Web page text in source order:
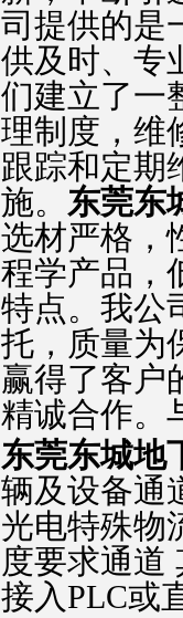
司提供的是
供及时、专
们建立了一
理制度，维
跟踪和定期
施。 东莞东
选材严格，
程学产品，
特点。我公
托，质量为
赢得了客户
精诚合作。
东莞东城地
辆及设备通
光电特殊物
度要求通
接入PLC或